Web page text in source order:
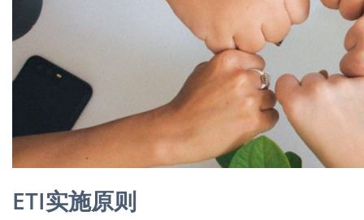
ETI实施原则